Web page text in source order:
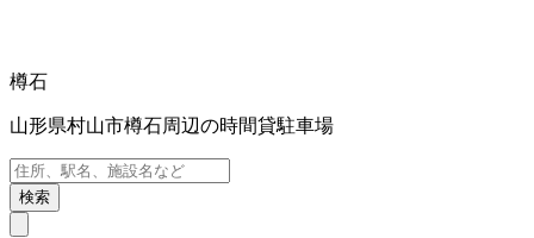
樽石
山形県村山市樽石周辺の時間貸駐車場
検索